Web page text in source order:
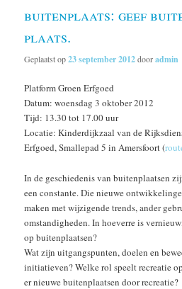
buitenplaats: geef
plaats.
Geplaatst op23 september 2012dooradmin
Platform Groen Erfgoed
Datum: woensdag 3 oktober 2012
Tijd: 13.30 tot 17.00 uur
Locatie: Kinderdijkzaal van de
Erfgoed, Smallepad 5 in Amersfoort (
In de geschiedenis van buitenplaatsen
een constante. Die nieuwe
maken met wijzigende trends, ander
omstandigheden. In hoeverre is
op buitenplaatsen?
Wat zijn uitgangspunten, doelen en
initiatieven? Welke rol speelt recreatie
er nieuwe buitenplaatsen door recreatie?